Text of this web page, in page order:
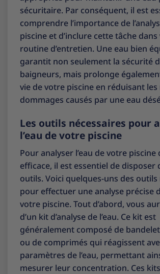
sécuritaire. Par conséquent, il est
comprendre l’importance de
piscine et d’inclure cette tâche
routine d’entretien. Une eau bien
garantit non seulement la sécurité
baigneurs, mais prolonge
vie de votre piscine en réduisant
dommages causés par une eau
Les outils nécessaires pour
l’eau de votre piscine
Pour analyser l’eau de votre piscine
efficace, il est essentiel de disposer
outils. Voici quelques-uns des outils
pour effectuer une analyse précise
votre piscine. Tout d’abord, vous
d’un kit d’analyse de l’eau. Ce kit est
généralement composé de
ou de comprimés qui réagissent
paramètres de l’eau, permettant
mesurer leur concentration. Ces